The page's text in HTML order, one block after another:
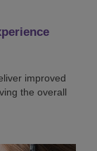
improved
the overall